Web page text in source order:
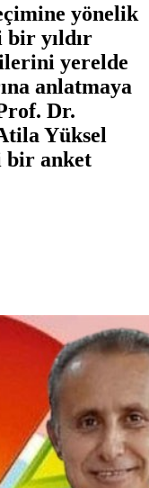
yönelik
bir yıldır
yerelde
anlatmaya
Dr.
Yüksel
bir anket